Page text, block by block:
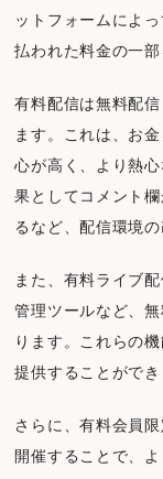
ットフォームによ
払われた料金の一部
有料配信は無料配
ます。これは、お
心が高く、より熱
果としてコメント
るなど、配信環境の
また、有料ライブ
管理ツールなど、
ります。これらの
提供することができ
さらに、有料会員
開催することで、